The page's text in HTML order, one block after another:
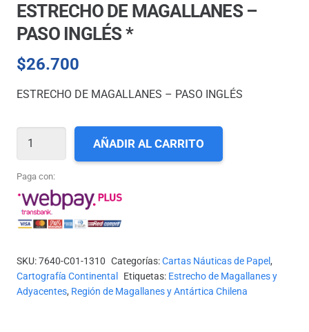
ESTRECHO DE MAGALLANES –
PASO INGLÉS *
$26.700
ESTRECHO DE MAGALLANES – PASO INGLÉS
CARTA
N°
11310
ESTRECHO
MAGALLANES
-
AÑADIR AL CARRITO
Paga con:
SKU:7640-C01-1310 Categorías:Cartas Náuticas de Papel,
Cartografía Continental
Etiquetas: Estrecho de Magallanes y
Adyacentes, Región de Magallanes y Antártica Chilena